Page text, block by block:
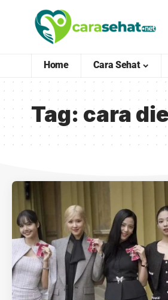
Home Cara Sehat
Tag: cara